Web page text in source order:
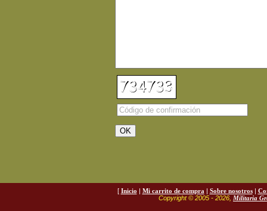
[ Inicio | Mi carrito de compra | Sobre nosotros|
Copyright © 2005 - 2026, Militaria